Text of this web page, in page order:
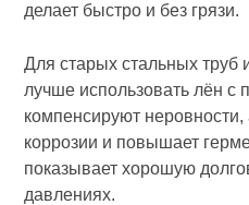
делает быстро и без грязи.
Для старых стальных труб
лучше использовать лён с
компенсируют
коррозии и повышает
показывает хорошую
давлениях.